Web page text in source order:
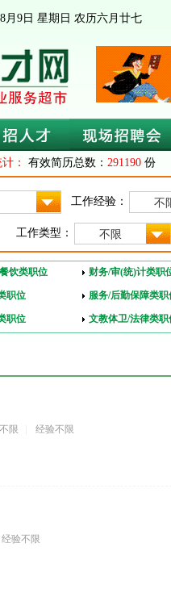
月9日 星期日 农历六月廿七
： 有效简历总数： 291190 份
工作经验： 不
工作类型： 不限
饮类职位 财务/审(统)计类职
职位 服务/后勤保障类职
职位 文教体卫/法律类职
限 经验不限
经验不限